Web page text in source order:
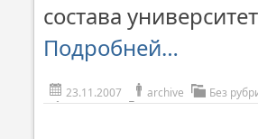
состава
Подробней…
23.11.2007 archive Без